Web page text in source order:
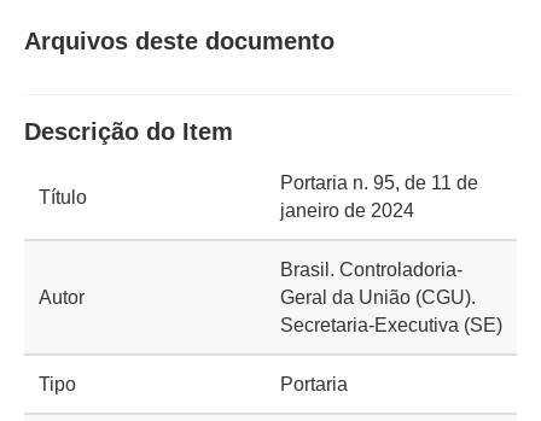
Arquivos deste documento
Descrição do Item
Título
Portaria n. 95, de 11 de
janeiro de 2024
Autor
Brasil. Controladoria-
Geral da União (CGU).
Secretaria-Executiva (SE)
Tipo Portaria